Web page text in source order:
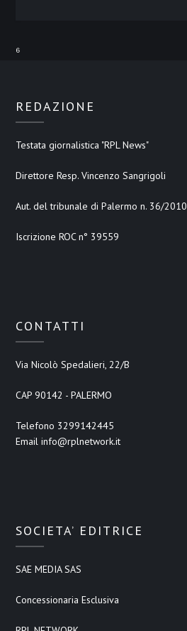
⁶
REDAZIONE
Testata giornalistica "RPL News"
Direttore Resp. Vincenzo Sangrigoli
Aut. del tribunale di Palermo n. 36/2010
Iscrizione ROC n° 39559
CONTATTI
Via Nicolò Spedalieri, 22/B
CAP 90142 - PALERMO
Telefono 3299142445
Email info@rplnetwork.it
SOCIETA’ EDITRICE
SAE MEDIA SAS
Concessionaria Esclusiva